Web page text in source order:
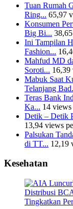
Tuan Rumah
Ring... 65,97
Konsumen
Big Bi...
Ini Tampilan
Fashion...
Mahfud MD
Soroti... 16,39
Mabuk Saat
Telanjang
Teras Bank
Ka... 14
Detik – Detik
13,94 views
Palsukan
di TT... 12,19
Kesehatan